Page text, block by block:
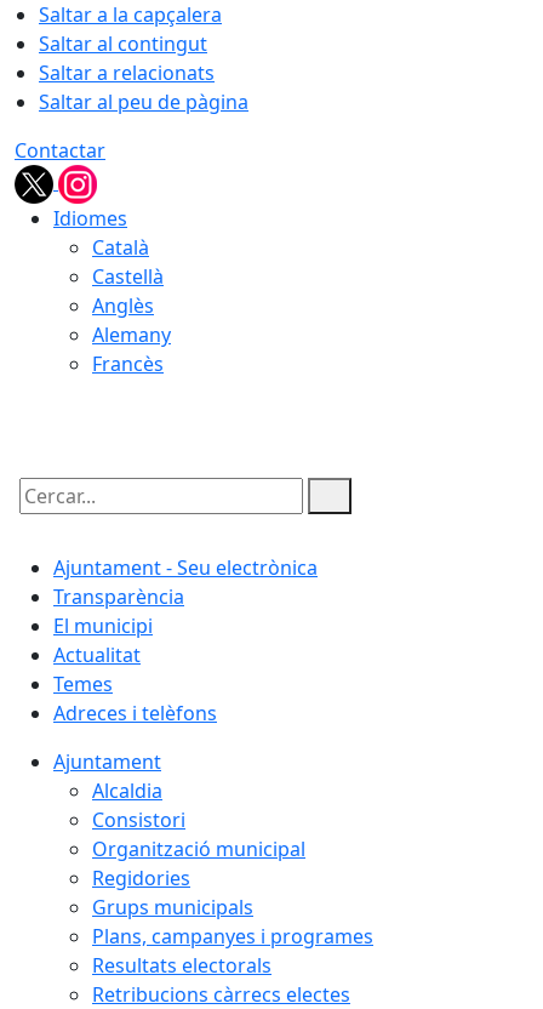
Saltar a la capçalera
Saltar al contingut
Saltar a relacionats
Saltar al peu de pàgina
Contactar
Idiomes
Català
Castellà
Anglès
Alemany
Francès
Cercar:
Ajuntament - Seu electrònica
Transparència
El municipi
Actualitat
Temes
Adreces i telèfons
Ajuntament
Alcaldia
Consistori
Organització municipal
Regidories
Grups municipals
Plans, campanyes i programes
Resultats electorals
Retribucions càrrecs electes